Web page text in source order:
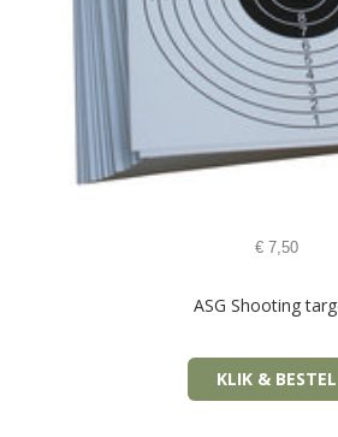
€ 7,50
ASG Shooting
KLIK & BESTEL